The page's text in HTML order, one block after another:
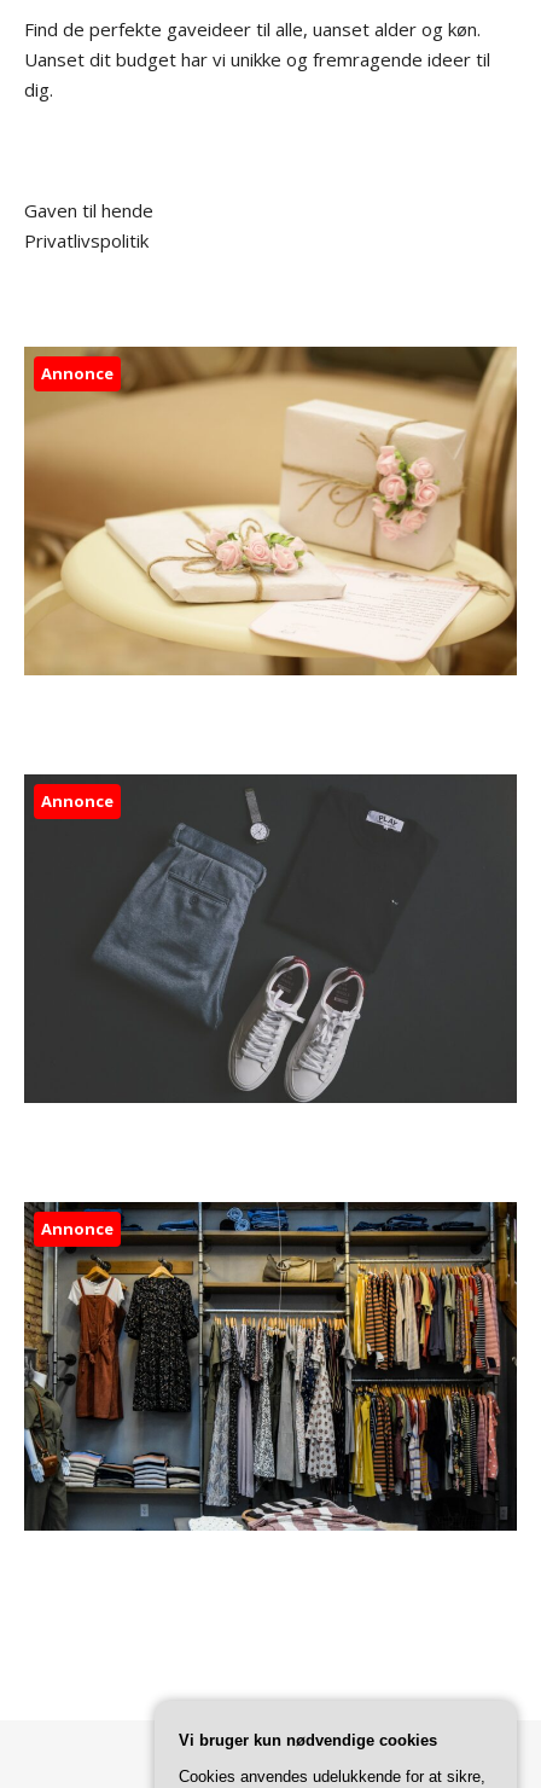
Find de perfekte gaveideer til alle, uanset alder og køn.
Uanset dit budget har vi unikke og fremragende ideer til
dig.
Gaven til hende
Privatlivspolitik
Annonce
Annonce
Annonce
Vi bruger kun nødvendige cookies
Cookies anvendes udelukkende for at sikre,